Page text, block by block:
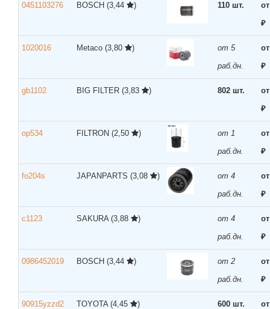
0451103276 BOSCH (3,44 ) 110 шт.
₽
1020016 Metaco (3,80 )
от 5
раб.дн.
₽
gb1102 BIG FILTER (3,83 ) 802 шт.
₽
op534 FILTRON (2,50 )
от 1
раб.дн.
₽
fo204s JAPANPARTS (3,08 )
от 4
раб.дн.
₽
c1123 SAKURA (3,88 )
от 4
раб.дн.
₽
0986452019 BOSCH (3,44 )
от 2
раб.дн.
₽
90915yzzd2 TOYOTA (4,45 ) 600 шт.